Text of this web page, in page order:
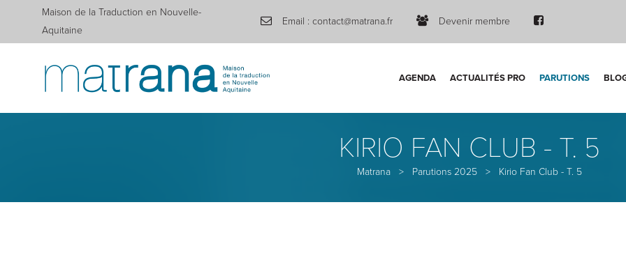
Maison de la Traduction en Nouvelle-
Aquitaine
Email : contact@matrana.fr Devenir membre
AGENDA ACTUALITÉS PRO PARUTIONS
KIRIO FAN CLUB - T. 5
Matrana > Parutions 2025 > Kirio Fan Club - T. 5